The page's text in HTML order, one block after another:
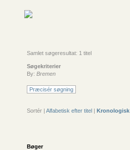
Samlet søgeresultat: 1 titel
Søgekriterier
By: Bremen
Præcisér søgning
Sortér | Alfabetisk efter titel | Kronologisk
Bøger